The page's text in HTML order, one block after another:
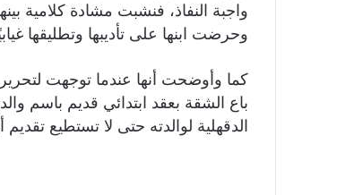
واجبة النفاذ، فنشبت مشادة كلامية
وحرضت ابنها على تأديبها وتطليقها
كما وأوضحت أنها عندما توجهت
باع الشقة بعقد ابتدائي قديم باسم
الدقهلية لوالدته حتى لا تستطيع